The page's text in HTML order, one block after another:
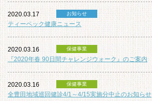
2020.03.17 お知らせ
ティーペック健康ニュース
2020.03.16 保健事業
『2020年春 90日間チャレンジウォーク』のご案内
2020.03.16 保健事業
全豊田地域巡回健診4/1～4/15実施分中止のお知らせ